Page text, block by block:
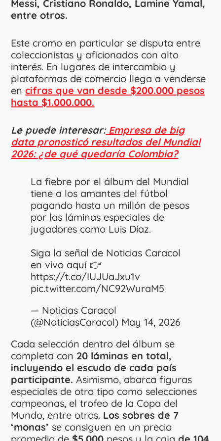
Messi, Cristiano Ronaldo, Lamine Yamal,
entre otros.
Este cromo en particular se disputa entre
coleccionistas y aficionados con alto
interés. En lugares de intercambio y
plataformas de comercio llega a venderse
en cifras que van desde $200.000 pesos
hasta $1.000.000.
Le puede interesar:Empresa de big
data pronosticó resultados del Mundial
2026: ¿de qué quedaría Colombia?
La fiebre por el álbum del Mundial
tiene a los amantes del fútbol
pagando hasta un millón de pesos
por las láminas especiales de
jugadores como Luis Díaz.
Siga la señal de Noticias Caracol
en vivo aquí 👉
https://t.co/IUJUaJxu1v
pic.twitter.com/NC92WuraM5
— Noticias Caracol
(@NoticiasCaracol) May 14, 2026
Cada selección dentro del álbum se
completa con 20 láminas en total,
incluyendo el escudo de cada país
participante. Asimismo, abarca figuras
especiales de otro tipo como selecciones
campeonas, el trofeo de la Copa del
Mundo, entre otros. Los sobres de 7
‘monas’se consiguen en un precio